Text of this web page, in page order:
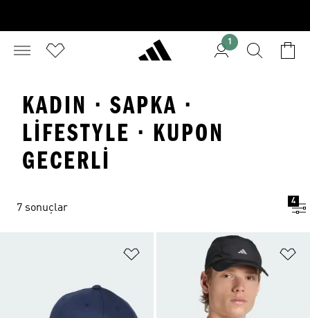
1
KADIN · SAPKA ·
LIFESTYLE · KUPON
GECERLI
7 sonuçlar
4
Favori Listesine Ekle